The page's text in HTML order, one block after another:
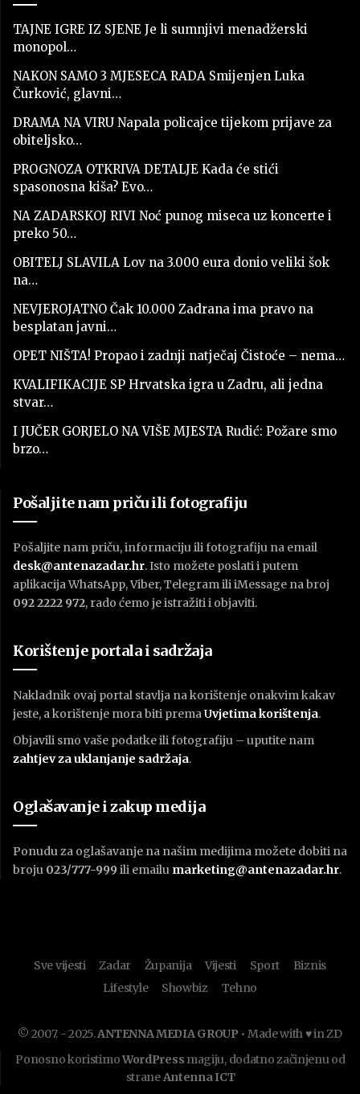
TAJNE IGRE IZ SJENE Je li sumnjivi menadžerski
monopol…
NAKON SAMO 3 MJESECA RADA Smijenjen Luka
Čurković, glavni…
DRAMA NA VIRU Napala policajce tijekom prijave za
obiteljsko…
PROGNOZA OTKRIVA DETALJE Kada će stići
spasonosna kiša? Evo…
NA ZADARSKOJ RIVI Noć punog miseca uz koncerte i
preko 50…
OBITELJ SLAVILA Lov na 3.000 eura donio veliki šok
na…
NEVJEROJATNO Čak 10.000 Zadrana ima pravo na
besplatan javni…
OPET NIŠTA! Propao i zadnji natječaj Čistoće – nema…
KVALIFIKACIJE SP Hrvatska igra u Zadru, ali jedna
stvar…
I JUČER GORJELO NA VIŠE MJESTA Rudić: Požare smo
brzo…
Pošaljite nam priču ili fotografiju
Pošaljite nam priču, informaciju ili fotografiju na email
desk@antenazadar.hr. Isto možete poslati i putem
aplikacija WhatsApp, Viber, Telegram ili iMessage na broj
092 2222 972, rado ćemo je istražiti i objaviti.
Korištenje portala i sadržaja
Nakladnik ovaj portal stavlja na korištenje onakvim kakav
jeste, a korištenje mora biti premaUvjetima korištenja.
Objavili smo vaše podatke ili fotografiju – uputite nam
zahtjev za uklanjanje sadržaja.
Oglašavanje i zakup medija
Ponudu za oglašavanje na našim medijima možete dobiti na
broju 023/777-999 ili emailu marketing@antenazadar.hr.
Sve vijesti Zadar Županija Vijesti Sport
Biznis
Lifestyle
Showbiz Tehno
© 2007. - 2025.ANTENNA MEDIA GROUP • Made with ♥ in ZD
Ponosno koristimoWordPress magiju, dodatno začinjenu od
straneAntenna ICT